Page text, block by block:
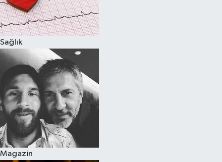
Sağlık
Magazin
Spor
Çocuk
Eğitim
Hava Durumu
Kadın